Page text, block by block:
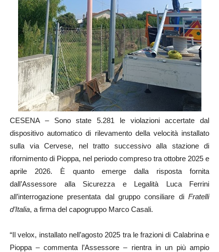
CESENA – Sono state 5.281 le violazioni accertate dal
dispositivo automatico di rilevamento della velocità installato
sulla via Cervese, nel tratto successivo alla stazione di
rifornimento di Pioppa, nel periodo compreso tra ottobre 2025 e
aprile 2026. È quanto emerge dalla risposta fornita
dall’Assessore alla Sicurezza e Legalità Luca Ferrini
all’interrogazione presentata dal gruppo consiliare di Fratelli
d’Italia, a firma del capogruppo Marco Casali.
“Il velox, installato nell’agosto 2025 tra le frazioni di Calabrina e
Pioppa – commenta l’Assessore – rientra in un più ampio